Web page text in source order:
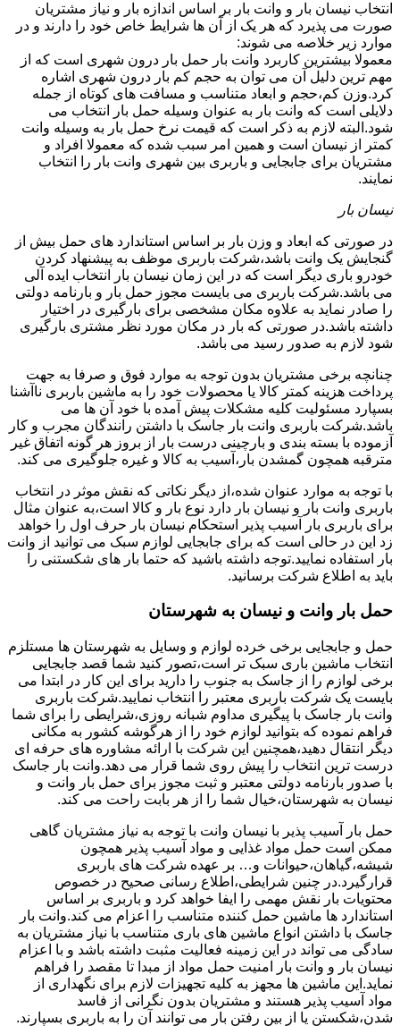
انتخاب نیسان بار و وانت بار بر اساس اندازه بار و نیاز مشتریان
صورت می پذیرد که هر یک از آن ها شرایط خاص خود را دارند و در
موارد زیر خلاصه می شوند:
معمولا بیشترین کاربرد وانت بار حمل بار درون شهری است که از
مهم ترین دلیل آن می توان به حجم کم بار درون شهری اشاره
کرد.وزن کم،حجم و ابعاد متناسب و مسافت های کوتاه از جمله
دلایلی است که وانت بار به عنوان وسیله حمل بار انتخاب می
شود.البته لازم به ذکر است که قیمت نرخ حمل بار به وسیله وانت
کمتر از نیسان است و همین امر سبب شده که معمولا افراد و
مشتریان برای جابجایی و باربری بین شهری وانت بار را انتخاب
نمایند.
نیسان بار
در صورتی که ابعاد و وزن بار بر اساس استاندارد های حمل بیش از
گنجایش یک وانت باشد،شرکت باربری موظف به پیشنهاد کردن
خودرو باری دیگر است که در این زمان نیسان بار انتخاب ایده آلی
می باشد.شرکت باربری می بایست مجوز حمل بار و بارنامه دولتی
را صادر نماید به علاوه مکان مشخصی برای بارگیری در اختیار
داشته باشد.در صورتی که بار در مکان مورد نظر مشتری بارگیری
شود لازم به صدور رسید می باشد.
چنانچه برخی مشتریان بدون توجه به موارد فوق و صرفا به جهت
پرداخت هزینه کمتر کالا یا محصولات خود را به ماشین باربری ناآشنا
بسپارد مسئولیت کلیه مشکلات پیش آمده با خود آن ها می
باشد.شرکت باربری وانت بار جاسک با داشتن رانندگان مجرب و کار
آزموده با بسته بندی و بارچینی درست بار از بروز هر گونه اتفاق غیر
مترقبه همچون گمشدن بار،آسیب به کالا و غیره جلوگیری می کند.
با توجه به موارد عنوان شده،از دیگر نکاتی که نقش موثر در انتخاب
باربری وانت بار و نیسان بار دارد نوع بار و کالا است،به عنوان مثال
برای باربری بار آسیب پذیر استحکام نیسان بار حرف اول را خواهد
زد این در حالی است که برای جابجایی لوازم سبک می توانید از وانت
بار استفاده نمایید.توجه داشته باشید که حتما بار های شکستنی را
باید به اطلاع شرکت برسانید.
حمل بار وانت و نیسان به شهرستان
حمل و جابجایی برخی خرده لوازم و وسایل به شهرستان ها مستلزم
انتخاب ماشین باری سبک تر است،تصور کنید شما قصد جابجایی
برخی لوازم را از جاسک به جنوب را دارید برای این کار در ابتدا می
بایست یک شرکت باربری معتبر را انتخاب نمایید.شرکت باربری
وانت بار جاسک با پیگیری مداوم شبانه روزی،شرایطی را برای شما
فراهم نموده که بتوانید لوازم خود را از هرگوشه کشور به مکانی
دیگر انتقال دهید،همچنین این شرکت با ارائه مشاوره های حرفه ای
درست ترین انتخاب را پیش روی شما قرار می دهد.وانت بار جاسک
با صدور بارنامه دولتی معتبر و ثبت مجوز برای حمل بار وانت و
نیسان به شهرستان،خیال شما را از هر بابت راحت می کند.
حمل بار آسیب پذیر با نیسان وانت با توجه به نیاز مشتریان گاهی
ممکن است حمل مواد غذایی و مواد آسیب پذیر همچون
شیشه،گیاهان،حیوانات و… بر عهده شرکت های باربری
قرارگیرد.در چنین شرایطی،اطلاع رسانی صحیح در خصوص
محتویات بار نقش مهمی را ایفا خواهد کرد و باربری بر اساس
استاندارد ها ماشین حمل کننده متناسب را اعزام می کند.وانت بار
جاسک با داشتن انواع ماشین های باری متناسب با نیاز مشتریان به
سادگی می تواند در این زمینه فعالیت مثبت داشته باشد و با اعزام
نیسان بار و وانت بار امنیت حمل مواد از مبدا تا مقصد را فراهم
نماید.این ماشین ها مجهز به کلیه تجهیزات لازم برای نگهداری از
مواد آسیب پذیر هستند و مشتریان بدون نگرانی از فاسد
شدن،شکستن یا از بین رفتن بار می توانند آن را به باربری بسپارند.